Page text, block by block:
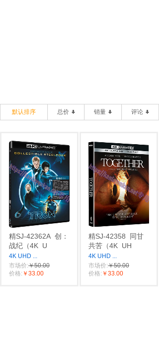
默认排序 总价 销量 评论
精SJ-42362A 创：
战纪（4K U
4K UHD ...
市场价:￥50.00
价格: ￥33.00
精SJ-42358
同甘
共苦（4K UH
4K UHD ...
市场价:￥50.00
价格: ￥33.00